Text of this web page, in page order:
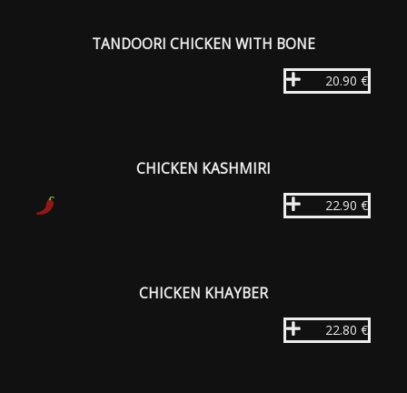
TANDOORI CHICKEN WITH BONE
20.90 €
CHICKEN KASHMIRI
22.90 €
CHICKEN KHAYBER
22.80 €